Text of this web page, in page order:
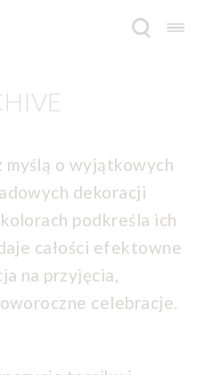
o wyjątkowych
dekoracji
podkreśla ich
całości efektowne
na przyjęcia,
celebracje.